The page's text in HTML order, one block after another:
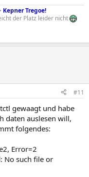
Kepner Tregoe!
der Platz leider nicht
#11
gewaagt und habe
daten auslesen will,
folgendes:
Error=2
No such file or